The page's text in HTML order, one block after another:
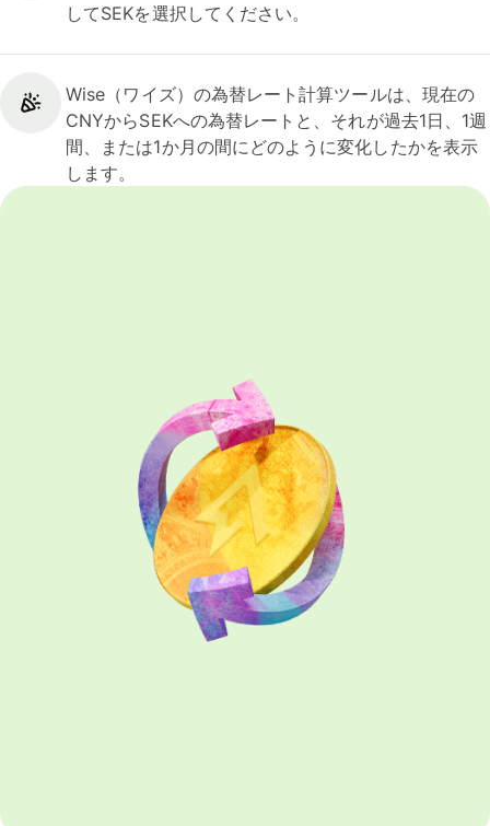
してSEKを選択してください。
Wise（ワイズ）の為替レート計算ツールは、現在の
CNYからSEKへの為替レートと、それが過去1日、1週
間、または1か月の間にどのように変化したかを表示
します。